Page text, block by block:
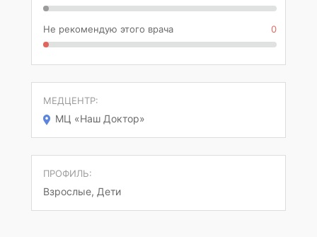
Не рекомендую этого врача 0
МЕДЦЕНТР:
МЦ «Наш Доктор»
ПРОФИЛЬ:
Взрослые, Дети